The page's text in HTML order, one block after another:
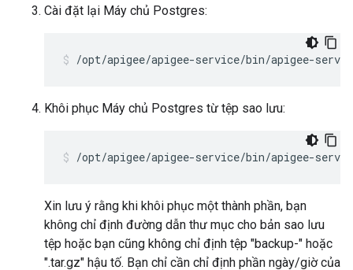
Cài đặt lại Máy chủ Postgres:
/opt/apigee/apigee-service/bin/apigee-
Khôi phục Máy chủ Postgres từ tệp sao lưu:
/opt/apigee/apigee-service/bin/apigee-
Xin lưu ý rằng khi khôi phục một thành phần, bạn
không chỉ định đường dẫn thư mục cho bản sao lưu
tệp hoặc bạn cũng không chỉ định tệp "backup-" hoặc
".tar.gz" hậu tố. Bạn chỉ cần chỉ định phần ngày/giờ của